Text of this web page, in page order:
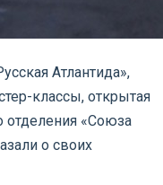
Атлантида»,
классы, открытая
отделения «Союза
о своих